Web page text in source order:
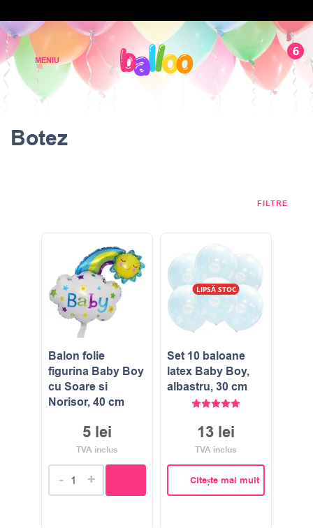
6
Botez
FILTRE
Balon folie
figurina Baby Boy
cu Soare si
Norisor, 40 cm
5 lei
TVA inclus
- +
LIPSĂ STOC
Set 10 baloane
latex Baby Boy,
albastru, 30 cm
13 lei
TVA inclus
Citește mai mult